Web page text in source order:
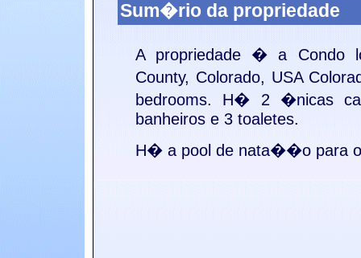
Sum�rio da propriedade
A propriedade � a Condo
County, Colorado, USA
bedrooms. H� 2 �nicas
banheiros e 3 toaletes.
H� a pool de nata��o para